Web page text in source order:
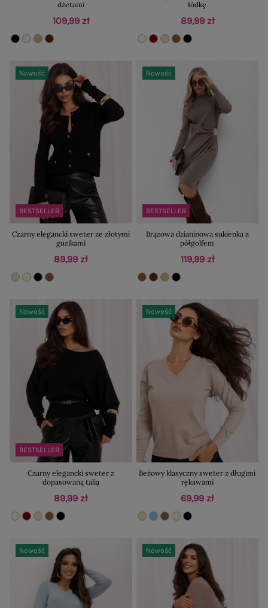
dżetami
109,99 zł
łódkę
89,99 zł
BESTSELLER
Nowość
Czarny elegancki sweter ze złotymi
guzikami
89,99 zł
BESTSELLER
Nowość
Brązowa dzianinowa sukienka z
półgolfem
119,99 zł
BESTSELLER
Nowość
Czarny elegancki sweter z
dopasowaną talią
89,99 zł
Nowość
Beżowy klasyczny sweter z długimi
rękawami
69,99 zł
Nowość Nowość